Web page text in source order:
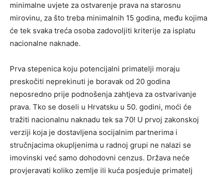
minimalne uvjete za ostvarenje prava na starosnu
mirovinu, za što treba minimalnih 15 godina, među kojima
će tek svaka treća osoba zadovoljiti kriterije za isplatu
nacionalne naknade.
Prva stepenica koju potencijalni primatelji moraju
preskočiti neprekinuti je boravak od 20 godina
neposredno prije podnošenja zahtjeva za ostvarivanje
prava. Tko se doseli u Hrvatsku u 50. godini, moći će
tražiti nacionalnu naknadu tek sa 70! U prvoj zakonskoj
verziji koja je dostavljena socijalnim partnerima i
stručnjacima okupljenima u radnoj grupi ne nalazi se
imovinski već samo dohodovni cenzus. Država neće
provjeravati koliko zemlje ili kuća posjeduje primatelj